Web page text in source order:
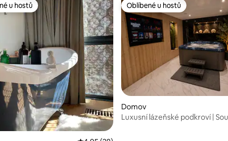
5 z 5, 9 hodnocení
u hostů
u hostů Oblíbené u hostů
Oblíbené u hostů
Domov
Luxusní lázeňské podkroví |